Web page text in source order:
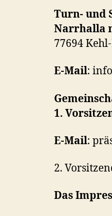
Turn- und
Narrhalla
77694
E-Mail:
1.
E-Mail:
2.
Das